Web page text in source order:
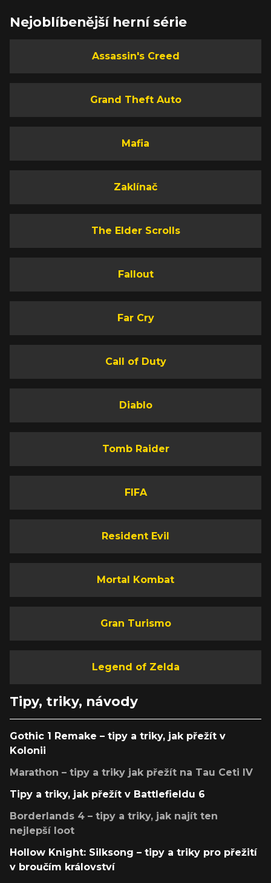
Nejoblíbenější herní série
Assassin's Creed
Grand Theft Auto
Mafia
Zaklínač
The Elder Scrolls
Fallout
Far Cry
Call of Duty
Diablo
Tomb Raider
FIFA
Resident Evil
Mortal Kombat
Gran Turismo
Legend of Zelda
Tipy, triky, návody
Gothic 1 Remake – tipy a triky, jak přežít v
Kolonii
Marathon – tipy a triky jak přežít na Tau Ceti IV
Tipy a triky, jak přežít v Battlefieldu 6
Borderlands 4 – tipy a triky, jak najít ten
nejlepší loot
Hollow Knight: Silksong – tipy a triky pro přežití
v broučím království